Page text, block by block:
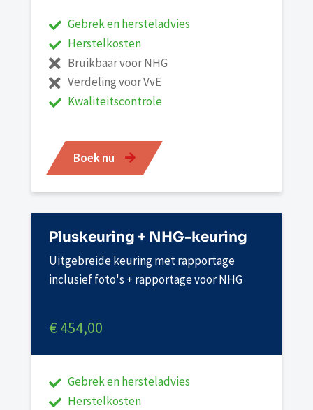
Gebrek en hersteladvies
Herstelkosten
Bruikbaar voor NHG
Verdeling voor VvE
Kwaliteitscontrole
Boek nu
Pluskeuring + NHG-keuring
Uitgebreide keuring met rapportage
inclusief foto's + rapportage voor NHG
€ 454,00
Gebrek en hersteladvies
Herstelkosten